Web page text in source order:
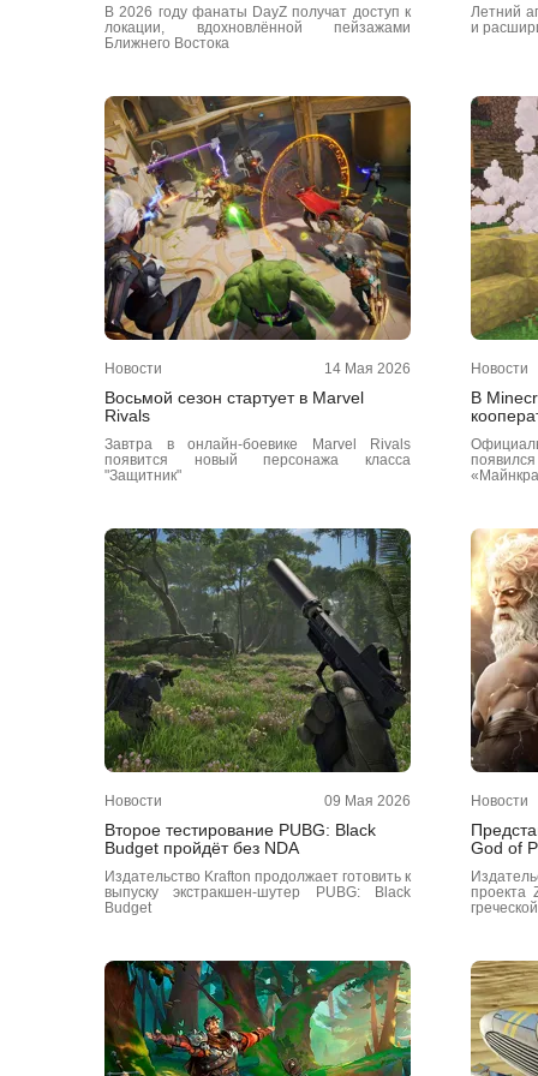
В 2026 году фанаты DayZ получат доступ к
локации, вдохновлённой пейзажами
Ближнего Востока
Летний
и
Новости 14 Мая 2026
Восьмой сезон стартует в Marvel
Rivals
Завтра в онлайн-боевике Marvel Rivals
появится новый персонажа класса
"Защитник"
Новости
В
Новости 09 Мая 2026
Второе тестирование PUBG: Black
Budget пройдёт без NDA
Издательство Krafton продолжает готовить к
выпуску экстракшен-шутер PUBG: Black
Budget
Новости
God of
проекта